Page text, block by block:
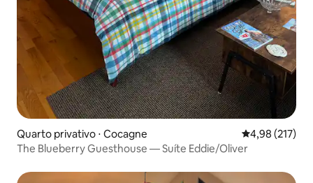
Quarto privativo ⋅ Cocagne 4,98 de uma
4,98 (217)
The Blueberry Guesthouse — Suíte Eddie/Oliver